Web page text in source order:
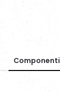
Componenti